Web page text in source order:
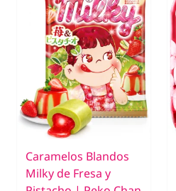
Caramelos Blandos
Milky de Fresa y